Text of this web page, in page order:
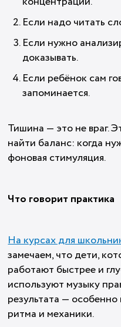
Если надо читать
Если нужно
доказывать.
Если ребёнок сам
запоминается.
Тишина — это не враг.
найти баланс: когда
фоновая стимуляция.
Что говорит практика
На курсах для
замечаем, что дети,
работают быстрее и
используют музыку
результата —
ритма и механики.